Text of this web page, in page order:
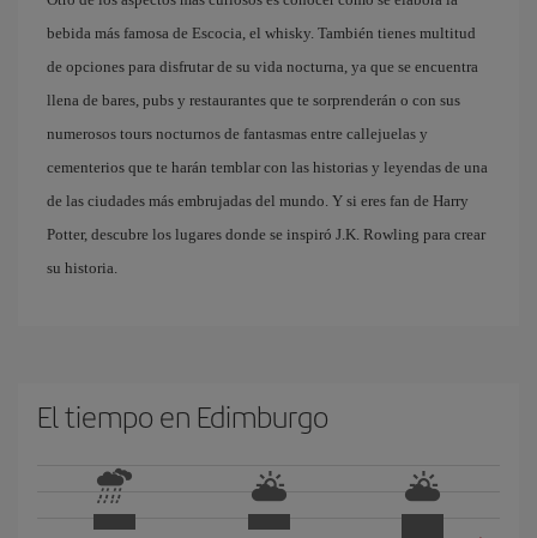
bebida más famosa de Escocia, el whisky. También tienes multitud
de opciones para disfrutar de su vida nocturna, ya que se encuentra
llena de bares, pubs y restaurantes que te sorprenderán o con sus
numerosos tours nocturnos de fantasmas entre callejuelas y
cementerios que te harán temblar con las historias y leyendas de una
de las ciudades más embrujadas del mundo. Y si eres fan de Harry
Potter, descubre los lugares donde se inspiró J.K. Rowling para crear
su historia.
El tiempo en Edimburgo